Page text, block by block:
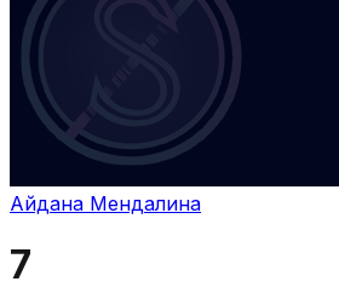
Айдана Мендалина
7